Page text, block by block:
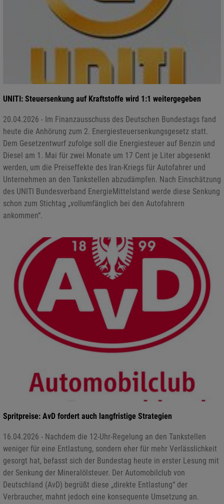
UNITI: Steuersenkung auf Kraftstoffe wird 1:1 weitergegeben
20.04.2026 - Im Finanzausschuss des Deutschen Bundestags fand
heute die Anhörung zum 2. Energiesteuersenkungsgesetz statt.
Dem Gesetzentwurf zufolge soll die Energiesteuer auf Benzin und
Diesel am 1. Mai für zwei Monate um 17 Cent je Liter abgesenkt
werden, um die Preiseffekte des Iran-Kriegs für Autofahrer und
Unternehmen an den Tankstellen abzudämpfen. Nach Einschätzung
des UNITI Bundesverband EnergieMittelstand werde diese Senkung
schon zum Stichtag „vollumfänglich bei den Autofahrern
ankommen“.
Spritpreise: AvD fordert auch langfristige Strategien
16.04.2026 - Nachdem die 12-Uhr-Regelung an den Tankstellen
weniger für eine Entlastung, sondern eher für mehr Verlässlichkeit
gesorgt hat, befasst sich der Bundestag heute in erster Lesung mit
der Senkung der Mineralölsteuer. Der Automobilclub von
Deutschland (AvD) begrüßt diese „direkte Entlastung“ der
Verbraucher, mahnt jedoch eine konsequente Umsetzung an.